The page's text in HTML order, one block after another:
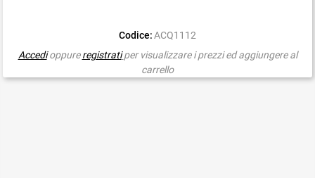
Codice: ACQ1112
Accedioppureregistrati per visualizzare i prezzi ed aggiungere al
carrello